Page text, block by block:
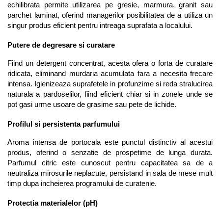
echilibrata permite utilizarea pe gresie, marmura, granit sau
parchet laminat, oferind managerilor posibilitatea de a utiliza un
singur produs eficient pentru intreaga suprafata a localului.
Putere de degresare si curatare
Fiind un detergent concentrat, acesta ofera o forta de curatare
ridicata, eliminand murdaria acumulata fara a necesita frecare
intensa. Igienizeaza suprafetele in profunzime si reda stralucirea
naturala a pardoselilor, fiind eficient chiar si in zonele unde se
pot gasi urme usoare de grasime sau pete de lichide.
Profilul si persistenta parfumului
Aroma intensa de portocala este punctul distinctiv al acestui
produs, oferind o senzatie de prospetime de lunga durata.
Parfumul citric este cunoscut pentru capacitatea sa de a
neutraliza mirosurile neplacute, persistand in sala de mese mult
timp dupa incheierea programului de curatenie.
Protectia materialelor (pH)